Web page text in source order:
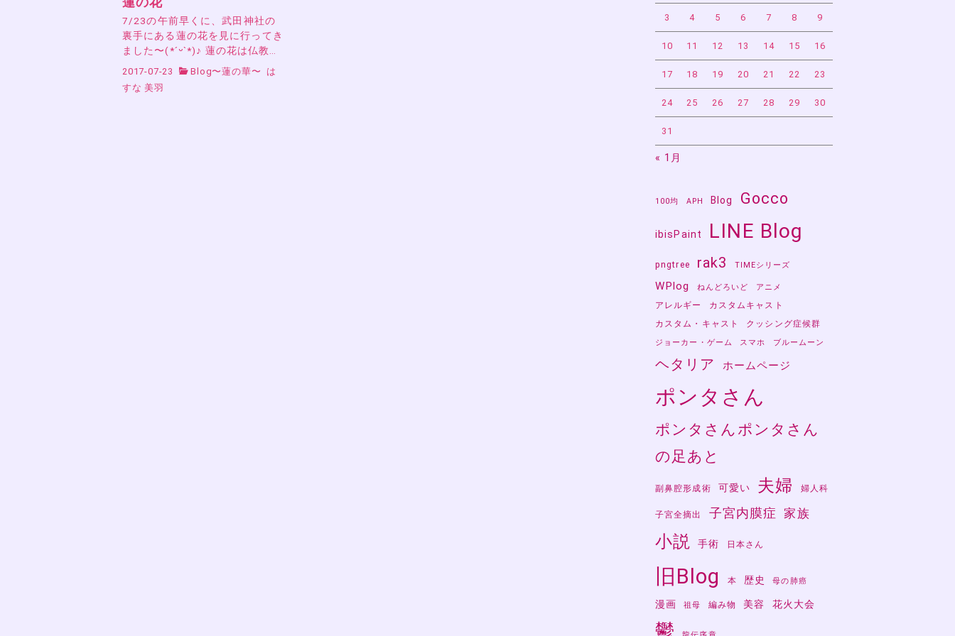
7/23の午前早くに、武田神社の
裏手にある蓮の花を見に行ってき
ました〜(*ˊᵕˋ*)♪ 蓮の花は仏教…
2017-07-23 Blog〜蓮の華〜
は
すな 美羽
3 4 5 6 7 8 9
10 11 12 13 14 15 16
17 18 19 20 21 22 23
24 25 26 27 28 29 30
31
« 1月
100均 APH Blog Gocco
ibisPaint LINE Blog
pngtree rak3 TIMEシリーズ
WPlog ねんどろいど アニメ
アレルギー
カスタムキャスト
カスタム・キャスト
クッシング症候群
ジョーカー・ゲーム スマホ ブルームーン
ヘタリア ホームページ
ポンタさん
ポンタさんポンタさん
の足あと
副鼻腔形成術 可愛い 夫婦 婦人科
子宮全摘出 子宮内膜症 家族
小説 手術 日本さん
旧Blog 本 歴史 母の肺癌
漫画 祖母 編み物 美容 花火大会
鬱